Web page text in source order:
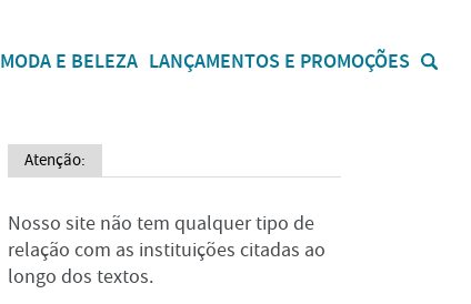
MODA E BELEZA LANÇAMENTOS E PROMOÇÕES
Atenção:
Nosso site não tem qualquer tipo de
relação com as instituições citadas ao
longo dos textos.